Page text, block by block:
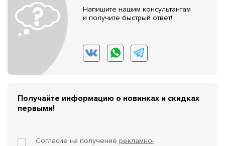
Напишите нашим консультантам
и получите быстрый ответ!
Получайте информацию о новинках и скидках
первыми!
Согласие на получение рекламно-